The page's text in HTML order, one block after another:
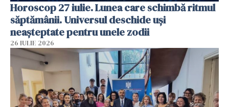
Horoscop 27 iulie. Lunea care schimbă ritmul
săptămânii. Universul deschide uși
neașteptate pentru unele zodii
26 IULIE 2026